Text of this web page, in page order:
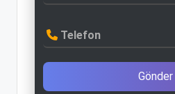
Telefon
Gönder